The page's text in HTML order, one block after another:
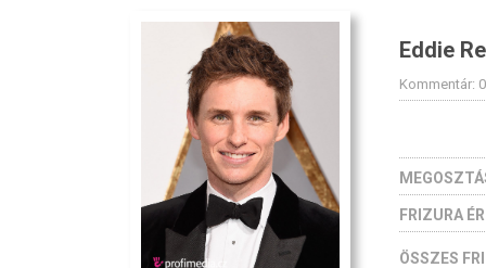
Eddie
Kommentár:
FRIZURA
ÖSSZES